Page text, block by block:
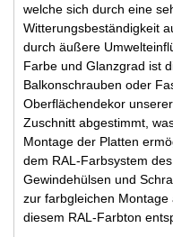
welche sich durch eine
Witterungsbeständigkeit
durch äußere
Farbe und Glanzgrad ist
Balkonschrauben oder
Oberflächendekor
Zuschnitt abgestimmt,
Montage der Platten
dem RAL-Farbsystem
Gewindehülsen und
zur farbgleichen
diesem RAL-Farbton